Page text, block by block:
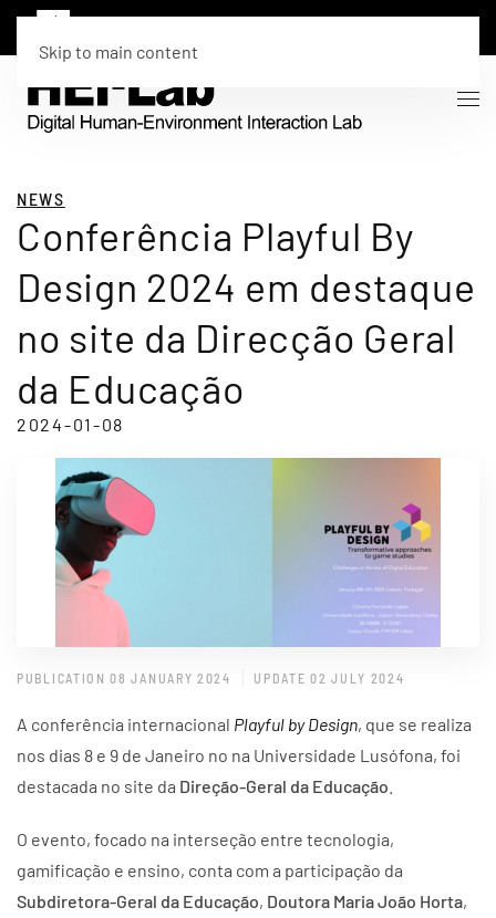
Skip to main content
NEWS
Conferência Playful By
Design 2024 em destaque
no site da Direcção Geral
da Educação
2024-01-08
PUBLICATION 08 JANUARY 2024 UPDATE 02 JULY 2024
A conferência internacional Playful by Design, que se realiza
nos dias 8 e 9 de Janeiro no na Universidade Lusófona, foi
destacada no site da Direção-Geral da Educação
O evento, focado na interseção entre tecnologia,
gamificação e ensino, conta com a participação da
Subdiretora-Geral da Educação, Doutora Maria João Horta,